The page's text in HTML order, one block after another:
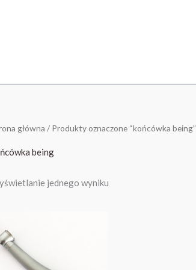
główna / Produkty oznaczone “końcówka being”
being
jednego wyniku